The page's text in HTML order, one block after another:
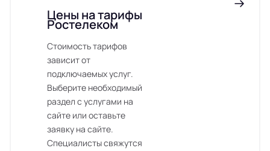
Цены на тарифы
Ростелеком
Стоимость тарифов
зависит от
подключаемых услуг.
Выберите необходимый
раздел с услугами на
сайте или оставьте
заявку на сайте.
Специалисты свяжутся